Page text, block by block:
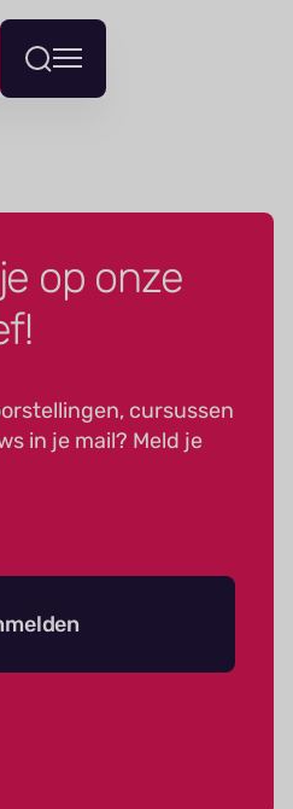
Wissel
menu
op onze
cursussen
in je mail? Meld je